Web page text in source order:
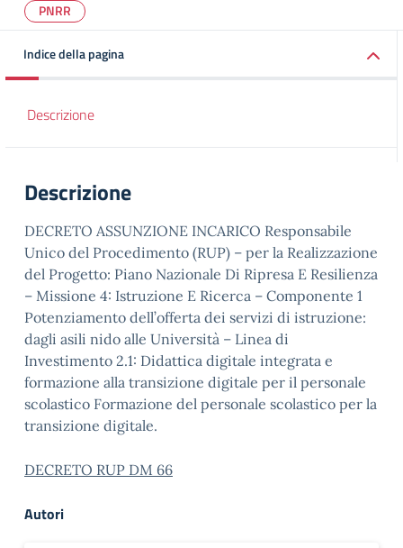
PNRR
Indice della pagina
Descrizione
Descrizione
DECRETO ASSUNZIONE INCARICO Responsabile
Unico del Procedimento (RUP) – per la Realizzazione
del Progetto: Piano Nazionale Di Ripresa E Resilienza
– Missione 4: Istruzione E Ricerca – Componente 1
Potenziamento dell’offerta dei servizi di istruzione:
dagli asili nido alle Università – Linea di
Investimento 2.1: Didattica digitale integrata e
formazione alla transizione digitale per il personale
scolastico Formazione del personale scolastico per la
transizione digitale.
DECRETO RUP DM 66
Autori